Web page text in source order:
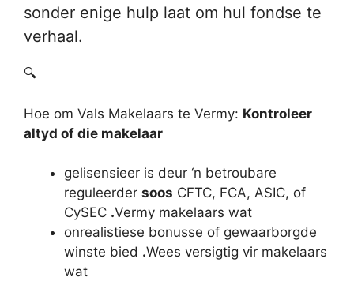
sonder enige hulp laat om hul fondse te
verhaal.
🔍
Hoe om Vals Makelaars te Vermy: Kontroleer
altyd of die makelaar
gelisensieer is deur ‘n betroubare
reguleerder soos CFTC, FCA, ASIC, of ​​
CySEC .Vermy makelaars wat
onrealistiese bonusse of gewaarborgde
winste bied .Wees versigtig vir makelaars
wat